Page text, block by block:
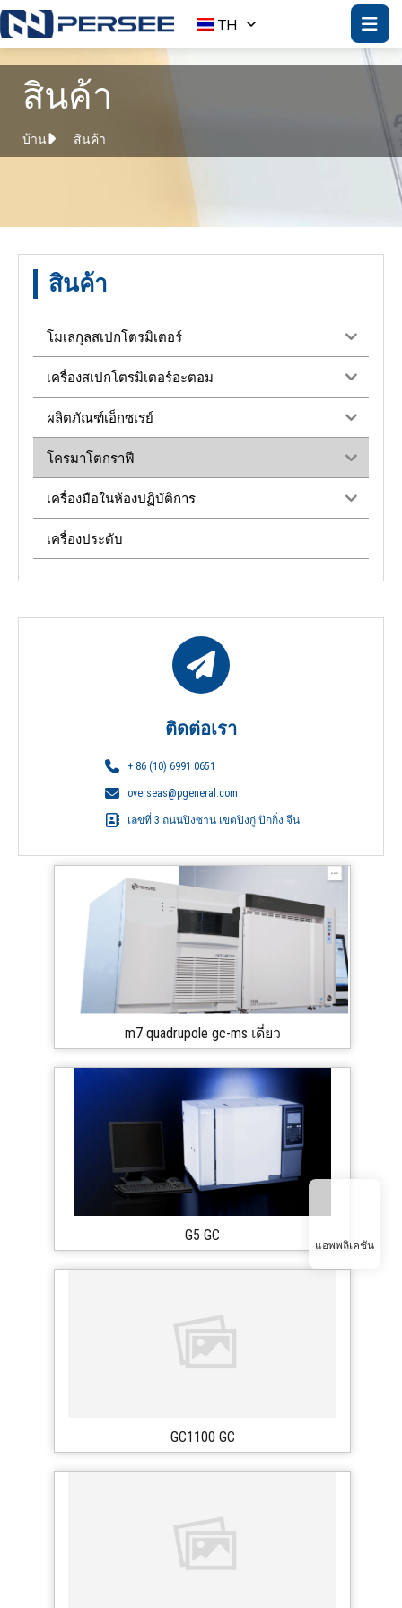
TH
สินค้า
บ้าน สินค้า
สินค้า
โมเลกุลสเปกโตรมิเตอร์
เครื่องสเปกโตรมิเตอร์อะตอม
ผลิตภัณฑ์เอ็กซเรย์
โครมาโตกราฟี
เครื่องมือในห้องปฏิบัติการ
เครื่องประดับ
ติดต่อเรา
+ 86 (10) 6991 0651
overseas@pgeneral.com
เลขที่ 3 ถนนปิงซาน เขตปิงกู่ ปักกิ่ง จีน
m7 quadrupole gc-ms เดี่ยว
G5 GC
GC1100 GC
แอพพลิเคชัน